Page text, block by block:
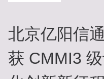
北京亿阳信
获 CMMI3